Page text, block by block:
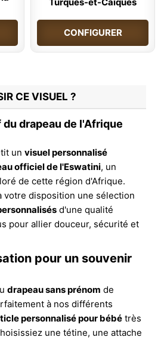
CONFIGURER
CE VISUEL ?
drapeau de l'Afrique
un visuel personnalisé
officiel de l'Eswatini, un
de cette région d'Afrique.
votre disposition une sélection
d'une qualité
pour allier douceur, sécurité et
pour un souvenir
drapeau sans prénom de
à nos différents
personnalisé pour bébé très
une tétine, une attache